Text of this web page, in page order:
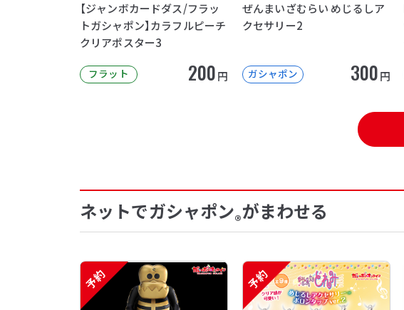
【ジャンボカードダス/フラッ
トガシャポン】カラフルピーチ
クリアポスター3
フラット 200円
ぜんまいざむらい めじるしア
クセサリー2
ガシャポン 300円
ネットでガシャポン®がまわせる
予約 予約